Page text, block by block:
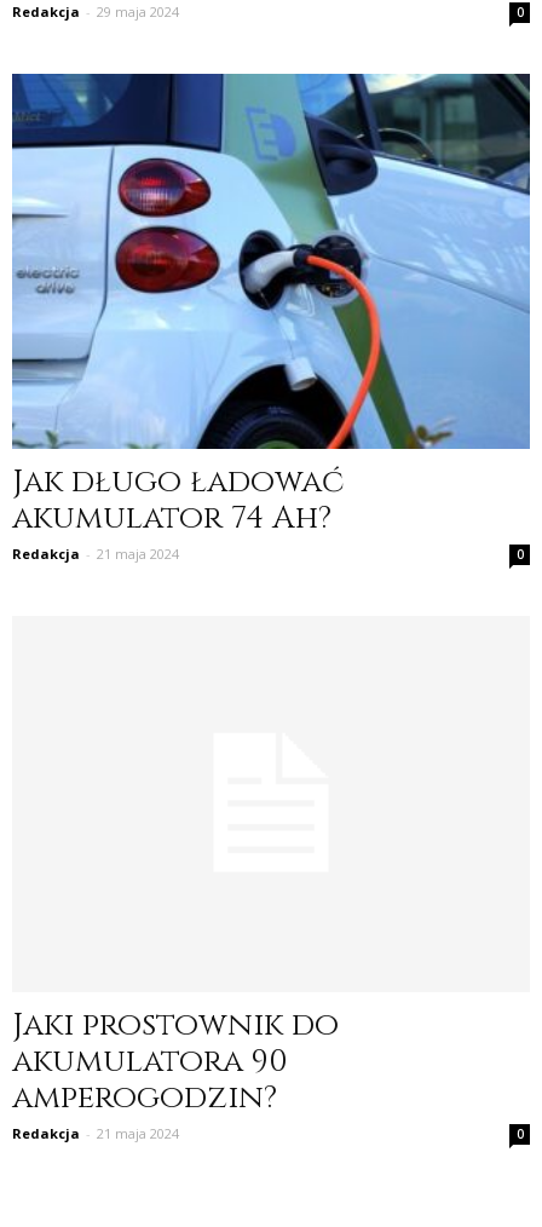
Redakcja - 29 maja 2024 0
Jak długo ładować
akumulator 74 Ah?
Redakcja - 21 maja 2024 0
Jaki prostownik do
akumulatora 90
amperogodzin?
Redakcja - 21 maja 2024 0